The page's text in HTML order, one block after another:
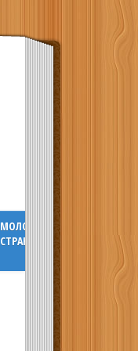
МОЛОДЕЖНАЯ
СТРАНИЧКА